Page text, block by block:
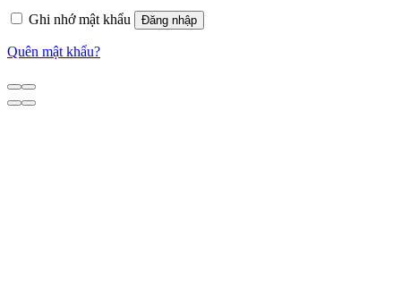
Ghi nhớ mật khẩu Đăng nhập
Quên mật khẩu?